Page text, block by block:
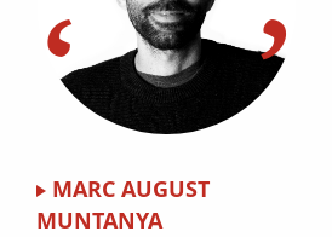
MARC AUGUST
MUNTANYA